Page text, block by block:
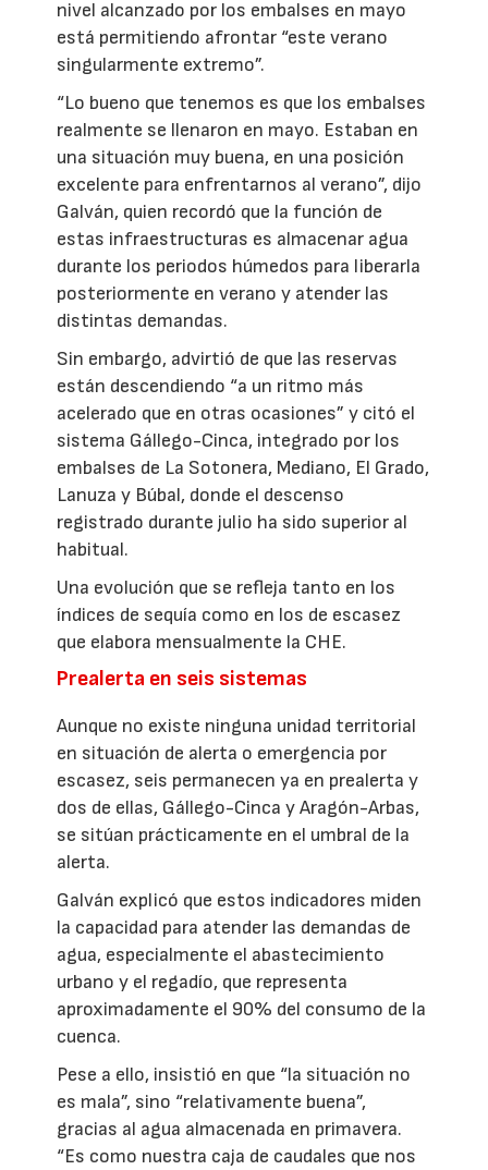
nivel alcanzado por los embalses en mayo
está permitiendo afrontar “este verano
singularmente extremo”.
“Lo bueno que tenemos es que los embalses
realmente se llenaron en mayo. Estaban en
una situación muy buena, en una posición
excelente para enfrentarnos al verano”, dijo
Galván, quien recordó que la función de
estas infraestructuras es almacenar agua
durante los periodos húmedos para liberarla
posteriormente en verano y atender las
distintas demandas.
Sin embargo, advirtió de que las reservas
están descendiendo “a un ritmo más
acelerado que en otras ocasiones” y citó el
sistema Gállego-Cinca, integrado por los
embalses de La Sotonera, Mediano, El Grado,
Lanuza y Búbal, donde el descenso
registrado durante julio ha sido superior al
habitual.
Una evolución que se refleja tanto en los
índices de sequía como en los de escasez
que elabora mensualmente la CHE.
Prealerta en seis sistemas
Aunque no existe ninguna unidad territorial
en situación de alerta o emergencia por
escasez, seis permanecen ya en prealerta y
dos de ellas, Gállego-Cinca y Aragón-Arbas,
se sitúan prácticamente en el umbral de la
alerta.
Galván explicó que estos indicadores miden
la capacidad para atender las demandas de
agua, especialmente el abastecimiento
urbano y el regadío, que representa
aproximadamente el 90% del consumo de la
cuenca.
Pese a ello, insistió en que “la situación no
es mala”, sino “relativamente buena”,
gracias al agua almacenada en primavera.
“Es como nuestra caja de caudales que nos